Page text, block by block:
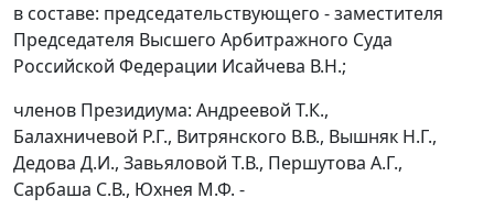
в составе: председательствующего - заместителя
Председателя Высшего Арбитражного Суда
Российской Федерации Исайчева В.Н.;
членов Президиума: Андреевой Т.К.,
Балахничевой Р.Г., Витрянского В.В., Вышняк Н.Г.,
Дедова Д.И., Завьяловой Т.В., Першутова А.Г.,
Сарбаша С.В., Юхнея М.Ф. -